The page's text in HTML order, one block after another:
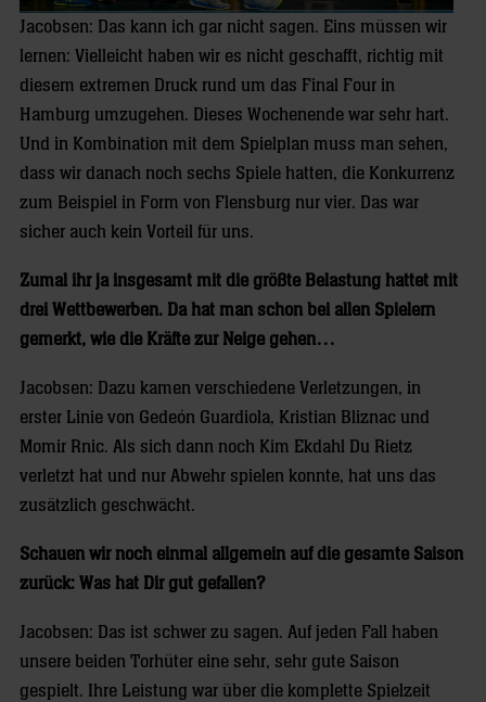
Jacobsen: Das kann ich gar nicht sagen. Eins müssen wir
lernen: Vielleicht haben wir es nicht geschafft, richtig mit
diesem extremen Druck rund um das Final Four in
Hamburg umzugehen. Dieses Wochenende war sehr hart.
Und in Kombination mit dem Spielplan muss man sehen,
dass wir danach noch sechs Spiele hatten, die Konkurrenz
zum Beispiel in Form von Flensburg nur vier. Das war
sicher auch kein Vorteil für uns.
Zumal ihr ja insgesamt mit die größte Belastung hattet mit
drei Wettbewerben. Da hat man schon bei allen Spielern
gemerkt, wie die Kräfte zur Neige gehen…
Jacobsen: Dazu kamen verschiedene Verletzungen, in
erster Linie von Gedeón Guardiola, Kristian Bliznac und
Momir Rnic. Als sich dann noch Kim Ekdahl Du Rietz
verletzt hat und nur Abwehr spielen konnte, hat uns das
zusätzlich geschwächt.
Schauen wir noch einmal allgemein auf die gesamte Saison
zurück: Was hat Dir gut gefallen?
Jacobsen: Das ist schwer zu sagen. Auf jeden Fall haben
unsere beiden Torhüter eine sehr, sehr gute Saison
gespielt. Ihre Leistung war über die komplette Spielzeit